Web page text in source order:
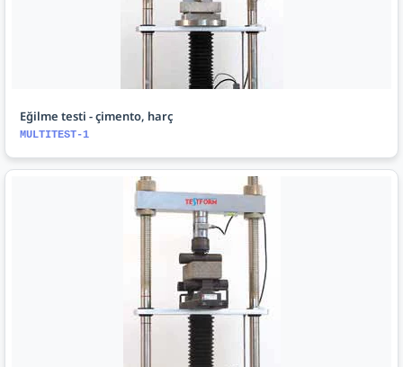
Eğilme testi - çimento, harç
MULTITEST-1